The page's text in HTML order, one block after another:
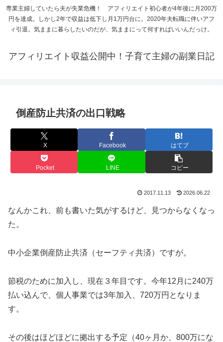
専業主婦していたら夫が失業危機！ アフィリエイト初心者が4年後に月200万
円を達成。しかし2年で収益は低下し月1万円台に。2020年夫転職に伴いアフ
ィ引退。気ままに暮らしたいのだが、気ままにって何すればいいんだっけ。
アフィリエイト収益公開中！子育て主婦の副業日記
倒産防止共済の出口戦略
X Facebook はてブ
Pocket LINE コピー
2017.11.13 2026.06.22
なんかこれ、前も書いた気がするけど、見つからなくなっ
た。
中小企業倒産防止共済（セーフティ共済）ですが。
節税のために加入し、現在３年目です。今年12月に240万
払い込んで、個人事業では3年加入、720万円となりま
す。
その後はほどほどに拠出する予定（40ヶ月か、800万にな